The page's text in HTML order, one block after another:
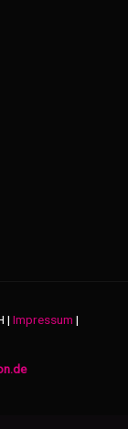
| Impressum |